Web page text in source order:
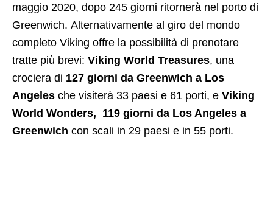
maggio 2020, dopo 245 giorni ritornerà nel porto di
Greenwich. Alternativamente al giro del mondo
completo Viking offre la possibilità di prenotare
tratte più brevi: Viking World Treasures, una
crociera di 127 giorni da Greenwich a Los
Angeles che visiterà 33 paesi e 61 porti, e Viking
World Wonders, 119 giorni da Los Angeles a
Greenwich con scali in 29 paesi e in 55 porti.